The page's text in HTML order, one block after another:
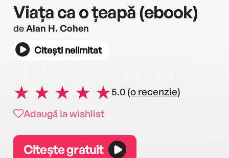
Viața ca o țeapă (ebook)
deAlan H. Cohen
Citești nelimitat
5.0 (o recenzie)
Adaugă la wishlist
Citește gratuit